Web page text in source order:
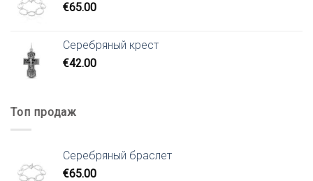
€65.00
Серебряный крест
€42.00
Топ продаж
Серебряный браслет
€65.00